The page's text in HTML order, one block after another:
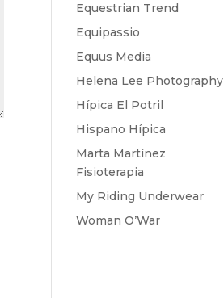
Equestrian Trend
Equipassio
Equus Media
Helena Lee Photography
Hípica El Potril
Hispano Hípica
Marta Martínez
Fisioterapia
My Riding Underwear
Woman O’War